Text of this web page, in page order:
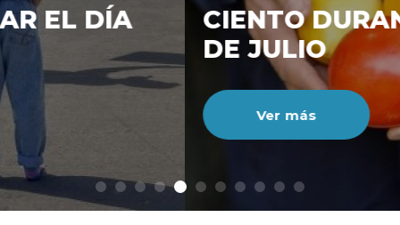
CIENTO DURANTE EL MES
DE JULIO